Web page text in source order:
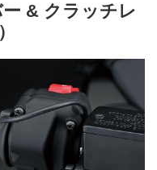
& クラッチレ